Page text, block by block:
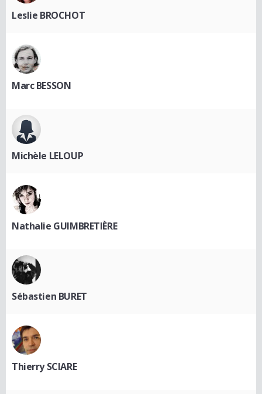
Leslie BROCHOT
Marc BESSON
Michèle LELOUP
Nathalie GUIMBRETIÈRE
Sébastien BURET
Thierry SCIARE